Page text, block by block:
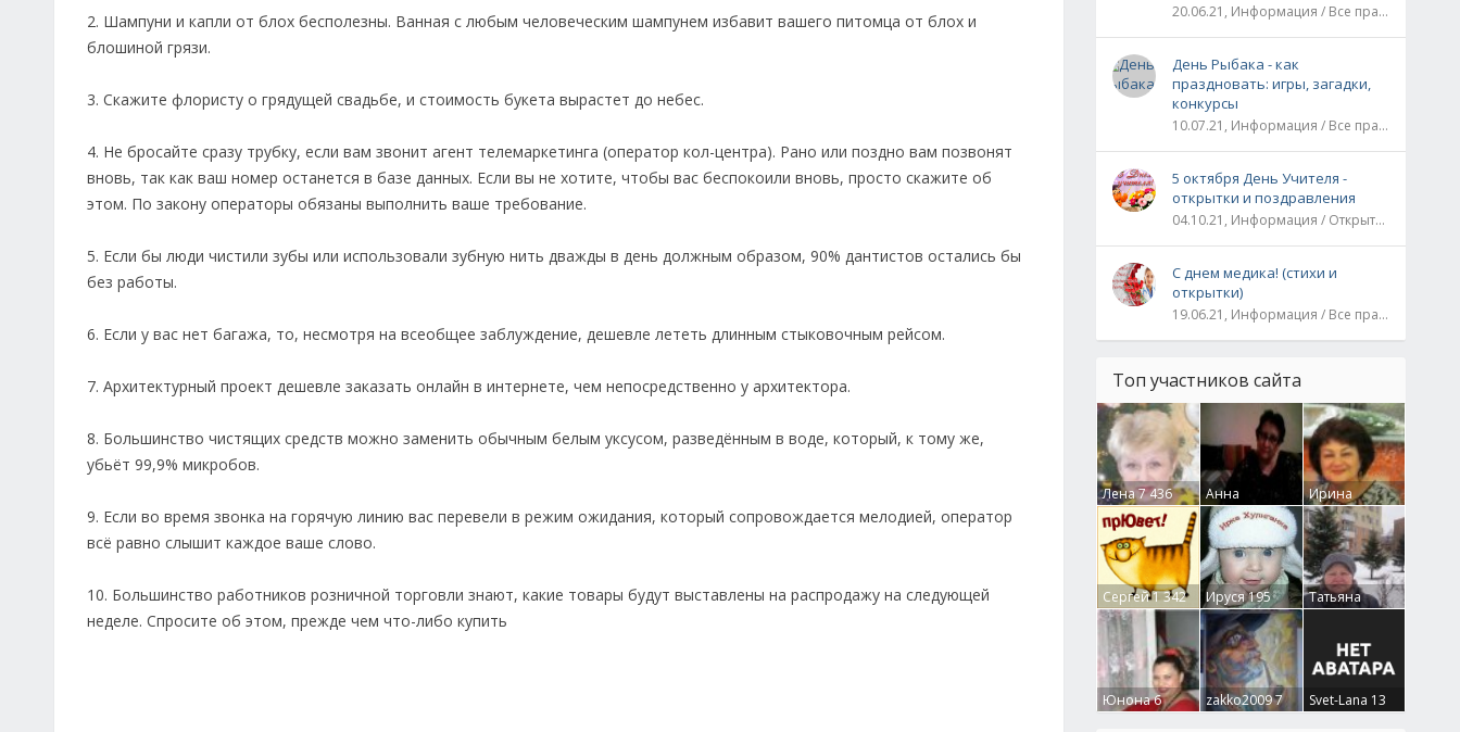
2. Шампуни и капли от блох бесполезны. Ванная с любым человеческим шампунем избавит вашего питомца от блох и
блошиной грязи.
3. Скажите флористу о грядущей свадьбе, и стоимость букета вырастет до небес.
4. Не бросайте сразу трубку, если вам звонит агент телемаркетинга (оператор кол-центра). Рано или поздно вам позвонят
вновь, так как ваш номер останется в базе данных. Если вы не хотите, чтобы вас беспокоили вновь, просто скажите об
этом. По закону операторы обязаны выполнить ваше требование.
5. Если бы люди чистили зубы или использовали зубную нить дважды в день должным образом, 90% дантистов остались бы
без работы.
6. Если у вас нет багажа, то, несмотря на всеобщее заблуждение, дешевле лететь длинным стыковочным рейсом.
7. Архитектурный проект дешевле заказать онлайн в интернете, чем непосредственно у архитектора.
8. Большинство чистящих средств можно заменить обычным белым уксусом, разведённым в воде, который, к тому же,
убьёт 99,9% микробов.
9. Если во время звонка на горячую линию вас перевели в режим ожидания, который сопровождается мелодией, оператор
всё равно слышит каждое ваше слово.
10. Большинство работников розничной торговли знают, какие товары будут выставлены на распродажу на следующей
неделе. Спросите об этом, прежде чем что-либо купить
20.06.21, Информация / Все праздники / Рассказы и истории
День Рыбака - как
праздновать: игры, загадки,
конкурсы
10.07.21, Информация / Все праздники
5 октября День Учителя -
открытки и поздравления
04.10.21, Информация / Открытки / Все праздники
С днем медика! (стихи и
открытки)
19.06.21, Информация / Все праздники
Топ участников сайта
Лена7 436
Анна
Гумлевая0
Ирина
Бруцкая41
Сергей1 342 Ируся195
Татьяна
Крючкова0
Юнона6 zakko20097 Svet-Lana 13